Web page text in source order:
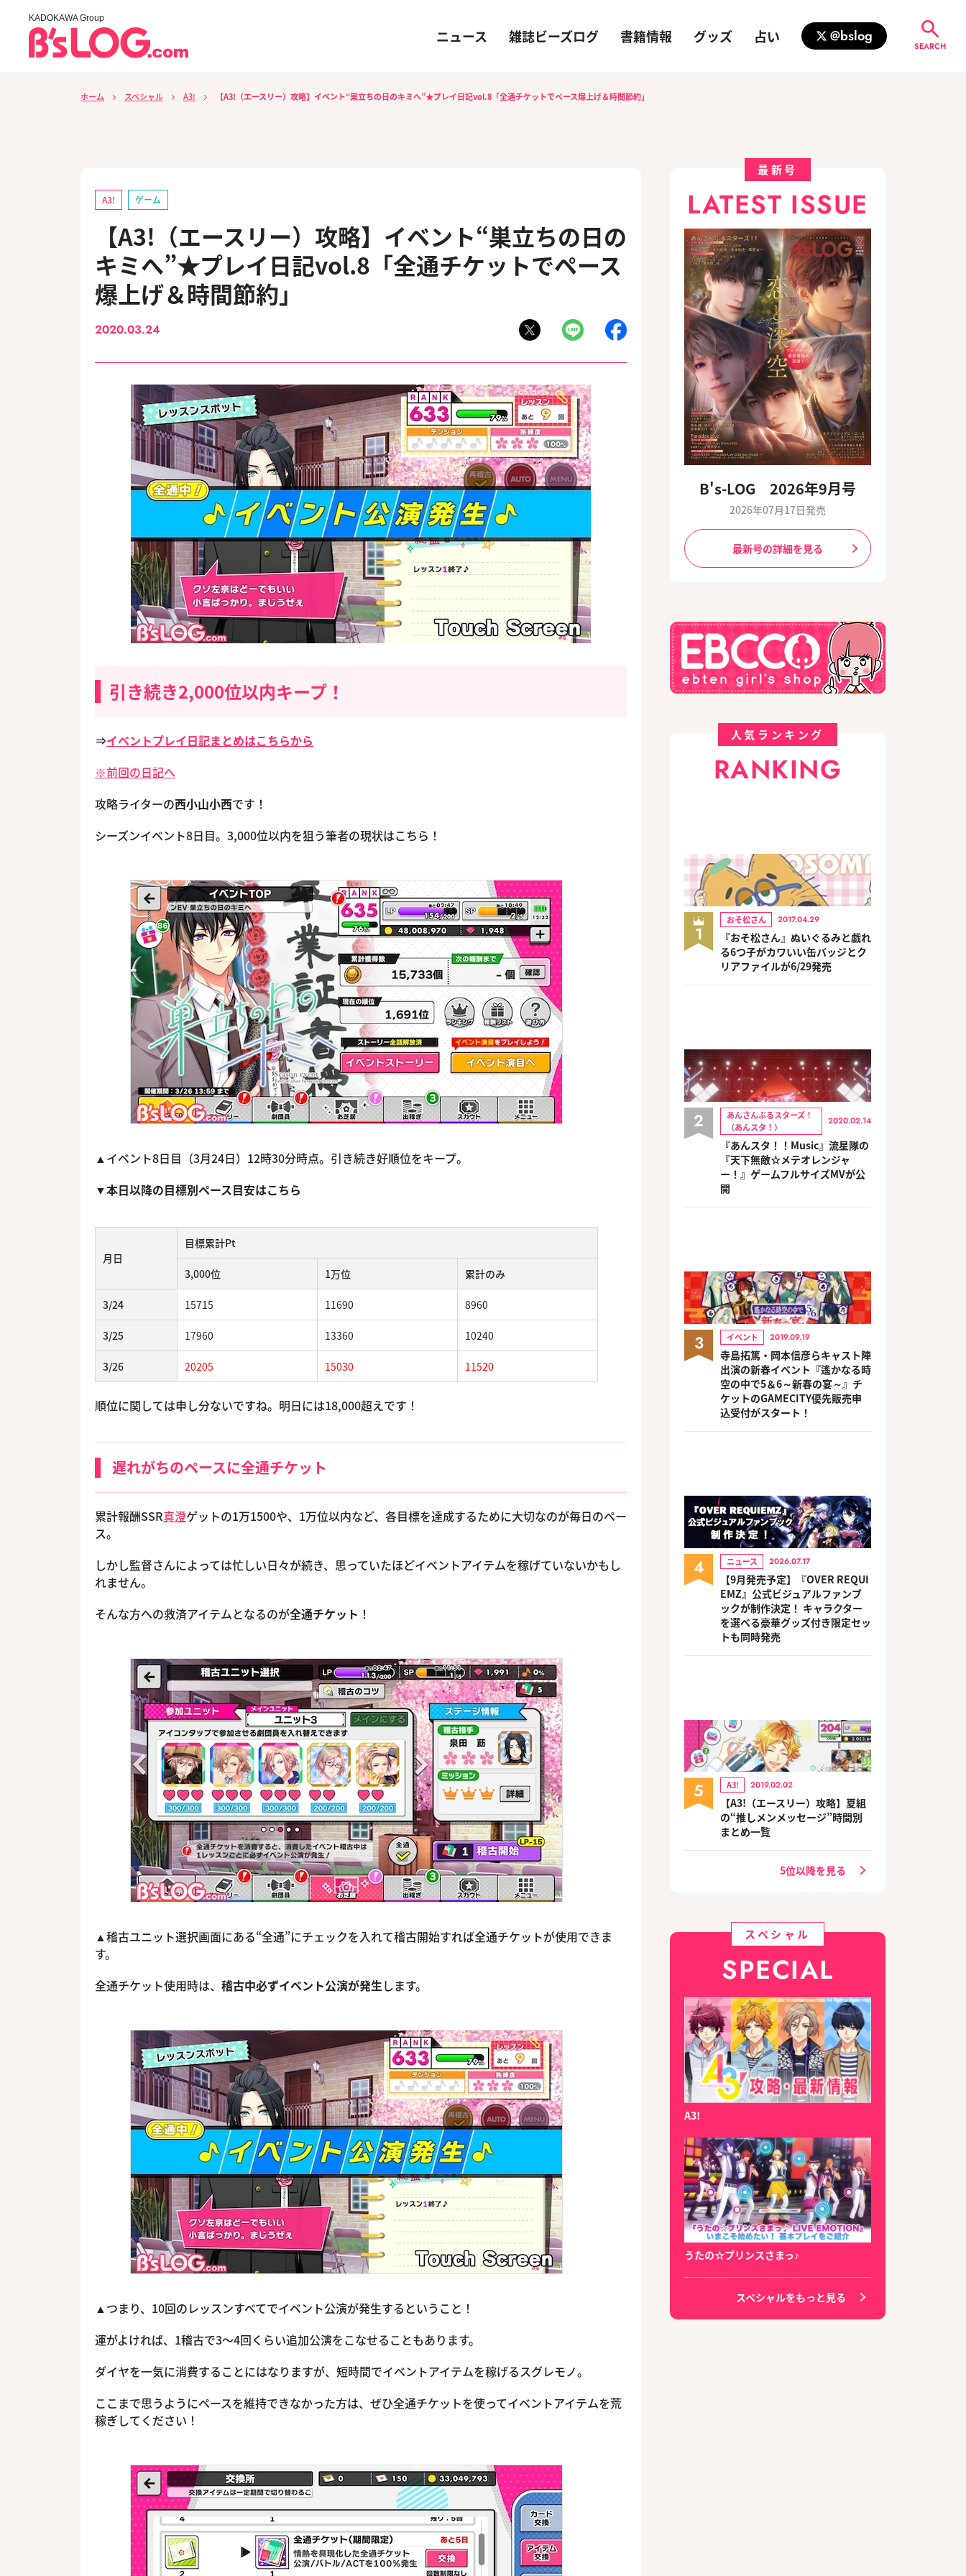
KADOKAWA Group
ニュース 雑誌ビーズログ 書籍情報 グッズ 占い @bslog
SEARCH
ホーム スペシャル A3! 【A3!（エースリー）攻略】イベント“巣立ちの日のキミへ”★プレイ日記vol.8「全通チケットでペース爆上げ＆時間節約」
A3! ゲーム
【A3!（エースリー）攻略】イベント“巣立ちの日の
キミへ”★プレイ日記vol.8「全通チケットでペース
爆上げ＆時間節約」
2020.03.24
引き続き2,000位以内キープ！
⇒イベントプレイ日記まとめはこちらから
※前回の日記へ
攻略ライターの西小山小西です！
シーズンイベント8日目。3,000位以内を狙う筆者の現状はこちら！
▲イベント8日目（3月24日）12時30分時点。引き続き好順位をキープ。
▼本日以降の目標別ペース目安はこちら
月日
目標累計Pt
3,000位 1万位 累計のみ
3/24 15715 11690 8960
3/25 17960 13360 10240
3/26 20205 15030 11520
順位に関しては申し分ないですね。明日には18,000超えです！
遅れがちのペースに全通チケット
累計報酬SSR真澄ゲットの1万1500や、1万位以内など、各目標を達成するために大切なのが毎日のペー
ス。
しかし監督さんによっては忙しい日々が続き、思っていたほどイベントアイテムを稼げていないかもし
れません。
そんな方への救済アイテムとなるのが全通チケット ！
▲稽古ユニット選択画面にある“全通”にチェックを入れて稽古開始すれば全通チケットが使用できま
す。
全通チケット使用時は、 稽古中必ずイベント公演が発生します。
▲つまり、10回のレッスンすべてでイベント公演が発生するということ！
運がよければ、1稽古で3〜4回くらい追加公演をこなせることもあります。
ダイヤを一気に消費することにはなりますが、短時間でイベントアイテムを稼げるスグレモノ。
ここまで思うようにペースを維持できなかった方は、ぜひ全通チケットを使ってイベントアイテムを荒
稼ぎしてください！
最新号
LATEST ISSUE
B's-LOG 2026年9月号
2026年07月17日発売
最新号の詳細を見る
人気ランキング
RANKING
1
おそ松さん 2017.04.29
『おそ松さん』ぬいぐるみと戯れ
る6つ子がカワいい缶バッジとク
リアファイルが6/29発売
2
あんさんぶるスターズ！
（あんスタ！）
2020.02.14
『あんスタ！！Music』流星隊の
『天下無敵☆メテオレンジャ
ー！』ゲームフルサイズMVが公
開
3 イベント 2019.09.19
寺島拓篤・岡本信彦らキャスト陣
出演の新春イベント『遙かなる時
空の中で5＆6～新春の宴～』チ
ケットのGAMECITY優先販売申
込受付がスタート！
4 ニュース 2026.07.17
【9月発売予定】『OVER REQUI
EMZ』公式ビジュアルファンブ
ックが制作決定！ キャラクター
を選べる豪華グッズ付き限定セッ
トも同時発売
5 A3! 2019.02.02
【A3!（エースリー）攻略】夏組
の“推しメンメッセージ”時間別
まとめ一覧
5位以降を見る
スペシャル
SPECIAL
A3!
うたの☆プリンスさまっ♪
スペシャルをもっと見る